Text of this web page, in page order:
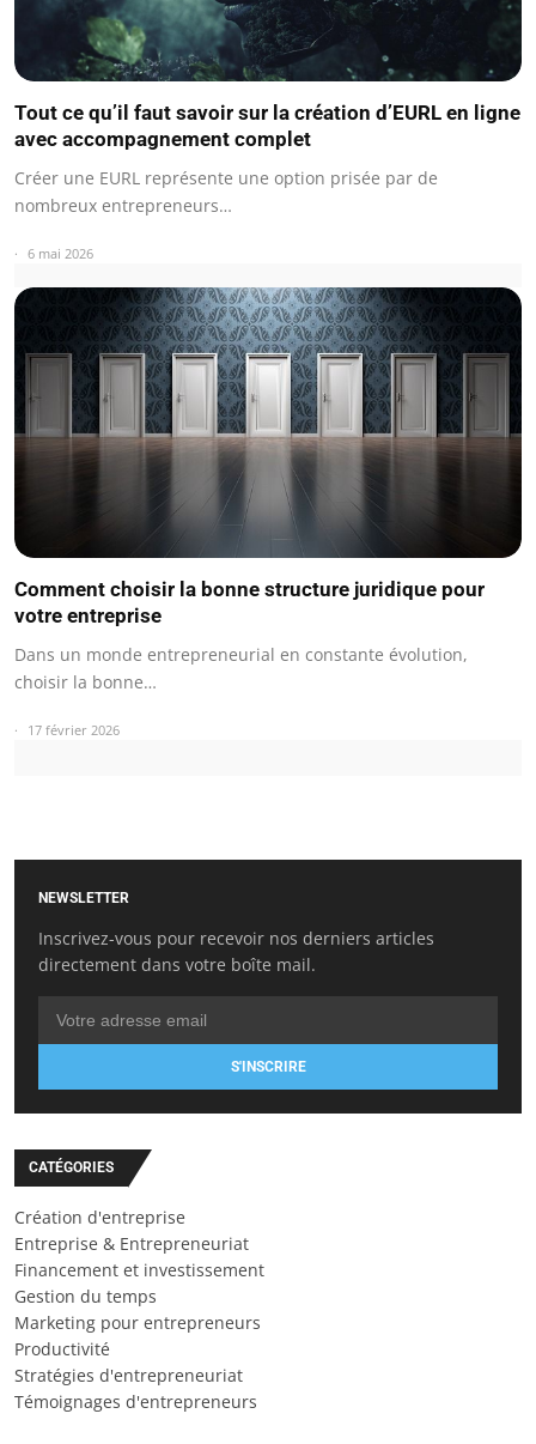
Tout ce qu’il faut savoir sur la création d’EURL en ligne
avec accompagnement complet
Créer une EURL représente une option prisée par de
nombreux entrepreneurs…
6 mai 2026
Comment choisir la bonne structure juridique pour
votre entreprise
Dans un monde entrepreneurial en constante évolution,
choisir la bonne…
17 février 2026
NEWSLETTER
Inscrivez-vous pour recevoir nos derniers articles
directement dans votre boîte mail.
S'INSCRIRE
CATÉGORIES
Création d'entreprise
Entreprise & Entrepreneuriat
Financement et investissement
Gestion du temps
Marketing pour entrepreneurs
Productivité
Stratégies d'entrepreneuriat
Témoignages d'entrepreneurs